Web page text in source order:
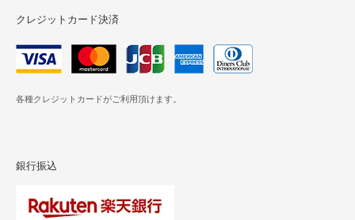
クレジットカード決済
各種クレジットカードがご利用頂けます。
銀行振込